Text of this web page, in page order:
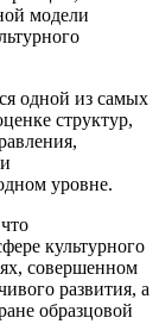
модели
одной из самых
структур,
уровне.
культурного
совершенном
развития, а
образцовой